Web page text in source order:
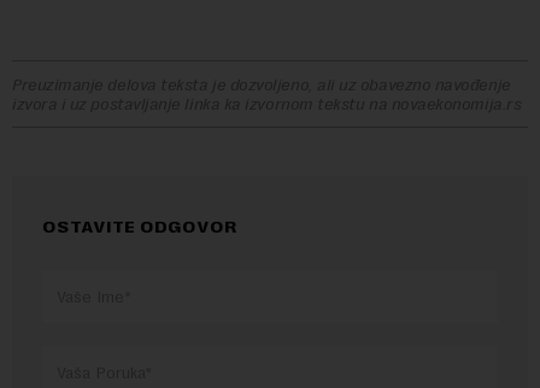
Preuzimanje delova teksta je dozvoljeno, ali uz obavezno navođenje
izvora i uz postavljanje linka ka izvornom tekstu na novaekonomija.rs
OSTAVITE ODGOVOR